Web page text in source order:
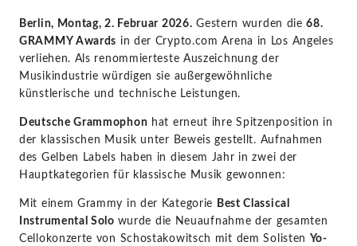
Nelsons
KlassikAkzente
by
STAGE+
Berlin, Montag, 2. Februar 2026. Gestern wurden die68.
GRAMMY Awards in der Crypto.com Arena in Los Angeles
verliehen. Als renommierteste Auszeichnung der
Musikindustrie würdigen sie außergewöhnliche
künstlerische und technische Leistungen.
Deutsche Grammophon hat erneut ihre Spitzenposition in
der klassischen Musik unter Beweis gestellt. Aufnahmen
des Gelben Labels haben in diesem Jahr in zwei der
Hauptkategorien für klassische Musik gewonnen:
Mit einem Grammy in der Kategorie
Best Classical
Instrumental Solo wurde die Neuaufnahme der gesamten
Cellokonzerte von Schostakowitsch mit dem Solisten Yo-